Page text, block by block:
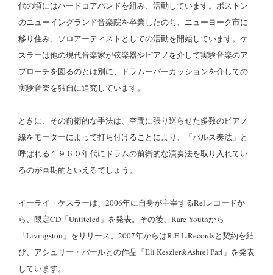
代の頃にはハードコアバンドを組み、活動しています。ボストン
のニューイングランド音楽院を卒業したのち、ニューヨーク市に
移り住み、ソロアーティストとしての活動を開始しています。ケ
スラーは他の現代音楽家が弦楽器やピアノを介して実験音楽のア
プローチを図るのとは別に、ドラムーパーカッションを介しての
実験音楽を独自に追究しています。
ときに、その前衛的な手法は、空間に張り巡らせた多数のピアノ
線をモーターによって打ち付けることにより、「パルス奏法」と
呼ばれる１９６０年代にドラムの前衛的な演奏法を取り入れてい
るのが画期的といえるでしょう。
イーライ・ケスラーは、2006年に自身が主宰するRelレコードか
ら、限定CD「Untiteled」を発表。その後、Rare Youthから
「Livingston」をリリース。2007年からはR.E.L.Recordsと契約を結
び、アシュリー・パールとの作品「Eli Keszler&Ashrel Parl」を発表
しています。